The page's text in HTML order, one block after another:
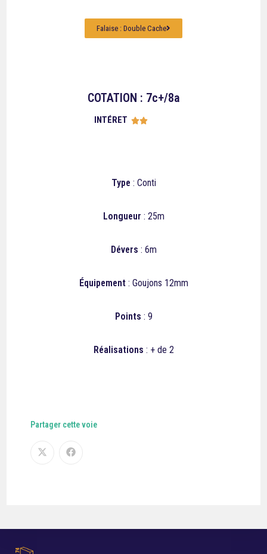
Falaise : Double Cache
COTATION : 7c+/8a
INTÉRET 
Type : Conti
Longueur : 25m
Dévers : 6m
Équipement: Goujons 12mm
Points : 9
Réalisations : + de 2
Partager cette voie